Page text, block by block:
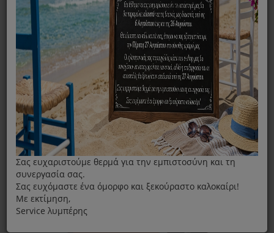
Home Καθαριστικό
Για Καφετιέρα
Κιτ Καθαρισμού Και Αφαλάτωσης Για Καφετιέρες Krups
Με Μύλο XS530010
Σας ευχαριστούμε θερμά για την εμπιστοσύνη και τη
συνεργασία σας.
Σας ευχόμαστε ένα όμορφο και ξεκούραστο καλοκαίρι!
Με εκτίμηση,
Service λυμπέρης